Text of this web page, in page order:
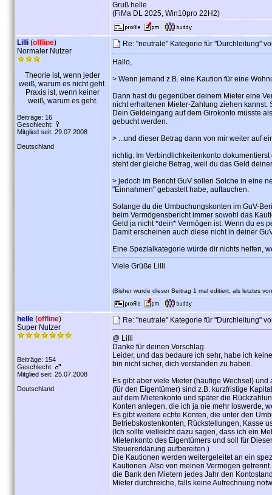
Gruß helle
(FiMa DL 2025, Win10pro 22H2)
Lilli (offline)
Normaler Nutzer
Theorie ist, wenn jeder
weiß, warum es nicht geht.
Praxis ist, wenn keiner
weiß, warum es geht.
Beiträge: 16
Geschlecht:
Mitglied seit: 29.07.2008
Deutschland
Re: "neutrale" Kategorie für "Durchleitung"
Hallo,
> Wenn jemand z.B. eine Kaution für eine
Dann hast du gegenüber deinem Mieter eine
nicht erhaltenen Mieter-Zahlung ziehen
Dein Geldeingang auf dem Girokonto müsste
gebucht werden.
> ...und dieser Betrag dann von mir weiter auf
richtig. Im Verbindlichkeitenkonto
steht der gleiche Betrag, weil du das Geld
> jedoch im Bericht GuV sollen Solche in eine
"Einnahmen" gebastelt habe, auftauchen.
Solange du die Umbuchungskonten im GuV-
beim Vermögensbericht immer sowohl das
Geld ja nicht *dein* Vermögen ist. Wenn du es
Damit erscheinen auch diese nicht in deiner
Eine Spezialkategorie würde dir nichts helfen,
Viele Grüße Lilli
(Bisher wurde dieser Beitrag 1 mal editiert, als letztes
helle (offline)
Super Nutzer
Beiträge: 154
Geschlecht:
Mitglied seit: 25.07.2008
Deutschland
Re: "neutrale" Kategorie für "Durchleitung"
@ Lilli
Danke für deinen Vorschlag.
Leider, und das bedaure ich sehr, habe ich
bin nicht sicher, dich verstanden zu haben.
Es gibt aber viele Mieter (häufige Wechsel)
(für den Eigentümer) sind z.B. kurzfristige
auf dem Mietenkonto und später die
Konten anlegen, die ich ja nie mehr loswerde,
Es gibt weitere echte Konten, die unter den
Betriebskostenkonten, Rückstellungen, Kasse
(Ich sollte vielleicht dazu sagen, dass ich ein
Mietenkonto des Eigentümers und soll für
Steuererklärung aufbereiten.)
Die Kautionen werden weitergeleitet an ein
Kautionen. Also von meinen Vermögen
die Bank den Mietern jedes Jahr den
Mieter durchreiche, falls keine Aufrechnung